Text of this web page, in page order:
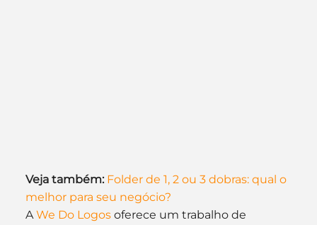
Veja também: Folder de 1, 2 ou 3 dobras: qual o
melhor para seu negócio?
A We Do Logos oferece um trabalho de